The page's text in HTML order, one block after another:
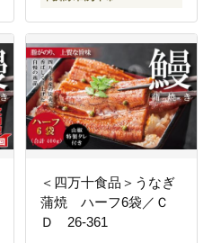
＜四万十食品＞うなぎ
蒲焼 ハーフ6袋／Ｃ
Ｄ 26-361